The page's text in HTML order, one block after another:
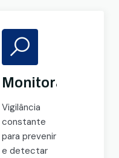
Monitoramento
Vigilância
constante
para prevenir
e detectar